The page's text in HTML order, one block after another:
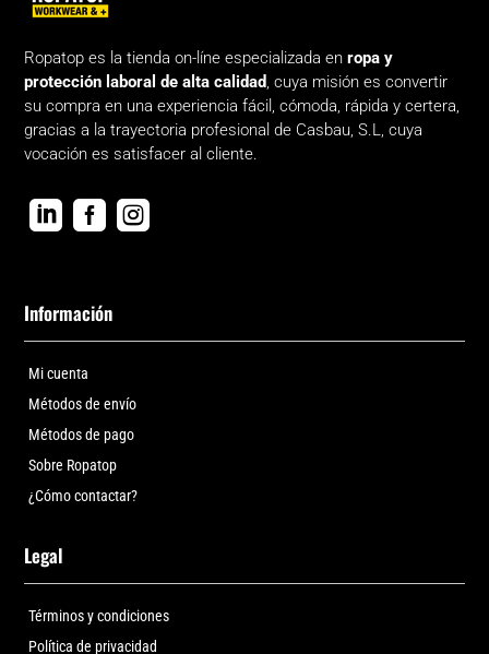
Ropatop es la tienda on-líne especializada enropa y
protección laboral de alta calidad , cuya misión es convertir
su compra en una experiencia fácil, cómoda, rápida y certera,
gracias a la trayectoria profesional de Casbau, S.L, cuya
vocación es satisfacer al cliente.
  
Información
Mi cuenta
Métodos de envío
Métodos de pago
Sobre Ropatop
¿Cómo contactar?
Legal
Términos y condiciones
Política de privacidad